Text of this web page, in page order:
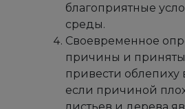
благоприятные
среды.
Своевременное
причины и
привести
если причиной